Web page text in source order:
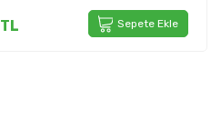
TL Sepete Ekle